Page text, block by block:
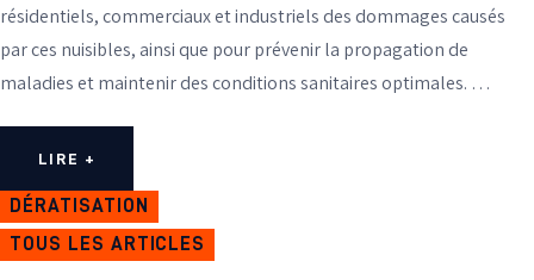
résidentiels, commerciaux et industriels des dommages causés
par ces nuisibles, ainsi que pour prévenir la propagation de
maladies et maintenir des conditions sanitaires optimales. …
LIRE +
DÉRATISATION
TOUS LES ARTICLES